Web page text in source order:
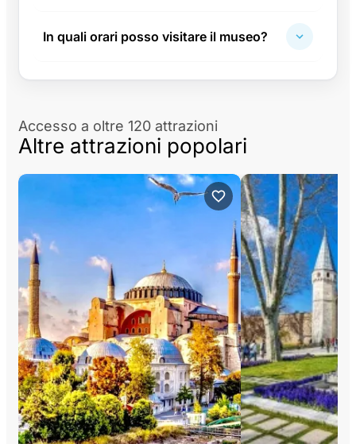
In quali orari posso visitare il museo?
Accesso a oltre 120 attrazioni
Altre attrazioni popolari